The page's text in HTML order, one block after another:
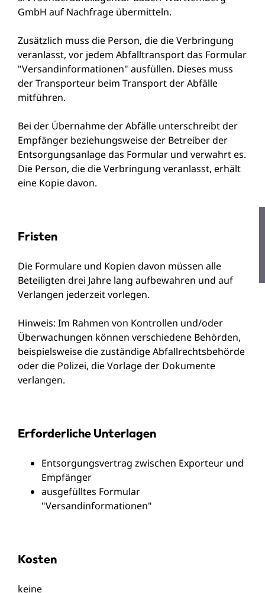
GmbH auf Nachfrage übermitteln.
Zusätzlich muss die Person, die die Verbringung
veranlasst, vor jedem Abfalltransport das Formular
"Versandinformationen" ausfüllen. Dieses muss
der Transporteur beim Transport der Abfälle
mitführen.
Bei der Übernahme der Abfälle unterschreibt der
Empfänger beziehungsweise der Betreiber der
Entsorgungsanlage das Formular und verwahrt es.
Die Person, die die Verbringung veranlasst, erhält
eine Kopie davon.
Fristen
Die Formulare und Kopien davon müssen alle
Beteiligten drei Jahre lang aufbewahren und auf
Verlangen jederzeit vorlegen.
Hinweis: Im Rahmen von Kontrollen und/oder
Überwachungen können verschiedene Behörden,
beispielsweise die zuständige Abfallrechtsbehörde
oder die Polizei, die Vorlage der Dokumente
verlangen.
Erforderliche Unterlagen
Entsorgungsvertrag zwischen Exporteur und
Empfänger
ausgefülltes Formular
"Versandinformationen"
Kosten
keine